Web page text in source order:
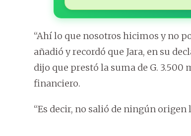
“Ahí lo que nosotros hicimos y no
añadió y recordó que Jara, en su
dijo que prestó la suma de G.
financiero.
“Es decir, no salió de ningún